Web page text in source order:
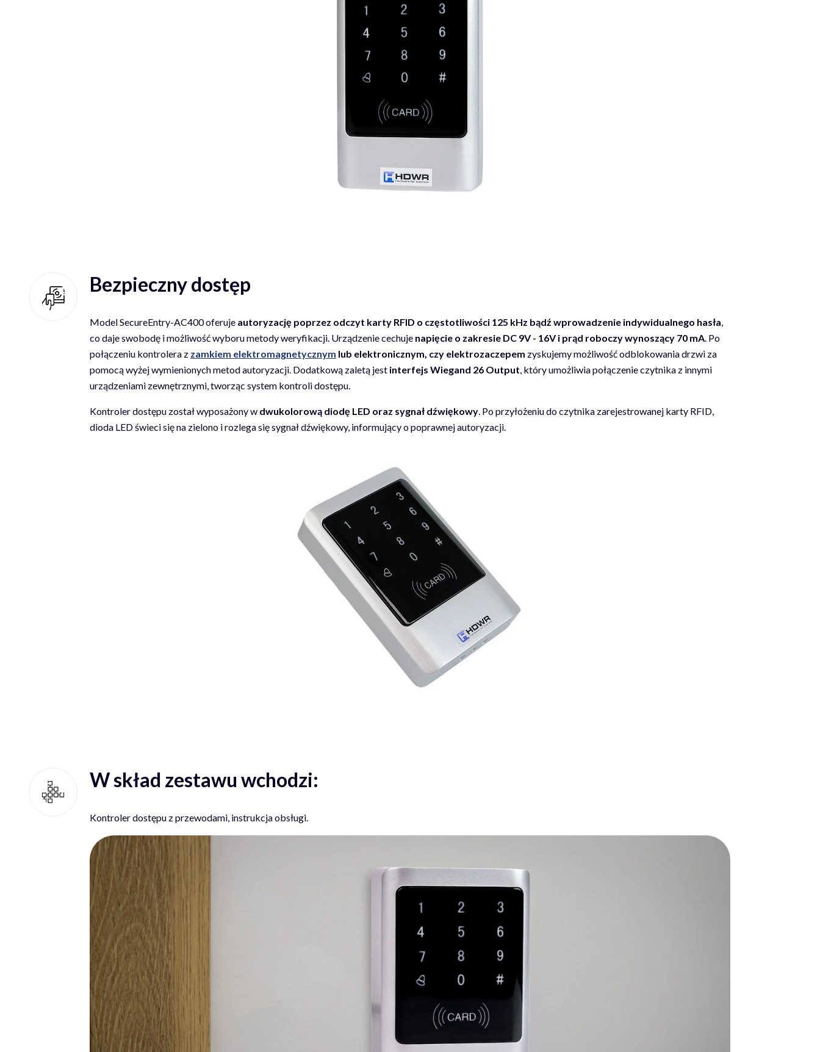
Bezpieczny dostęp
Model SecureEntry-AC400 oferuje autoryzację poprzez odczyt karty RFID o częstotliwości 125 kHz bądź wprowadzenie indywidualnego hasła,
co daje swobodę i możliwość wyboru metody weryfikacji. Urządzenie cechuje napięcie o zakresie DC 9V - 16V i prąd roboczy wynoszący 70 mA. Po
połączeniu kontrolera z zamkiem elektromagnetycznym lub elektronicznym, czy elektrozaczepem zyskujemy możliwość odblokowania drzwi za
pomocą wyżej wymienionych metod autoryzacji. Dodatkową zaletą jest interfejs Wiegand 26 Output, który umożliwia połączenie czytnika z innymi
urządzeniami zewnętrznymi, tworząc system kontroli dostępu.
Kontroler dostępu został wyposażony w dwukolorową diodę LED oraz sygnał dźwiękowy. Po przyłożeniu do czytnika zarejestrowanej karty RFID,
dioda LED świeci się na zielono i rozlega się sygnał dźwiękowy, informujący o poprawnej autoryzacji.
W skład zestawu wchodzi:
Kontroler dostępu z przewodami, instrukcja obsługi.